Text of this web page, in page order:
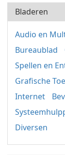
Bladeren
Audio en
Bureaublad
Spellen en
Grafische
Internet
Diversen